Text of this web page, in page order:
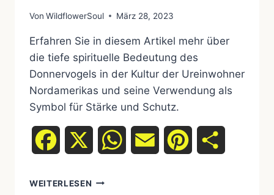
Von WildflowerSoul März 28, 2023
Erfahren Sie in diesem Artikel mehr über
die tiefe spirituelle Bedeutung des
Donnervogels in der Kultur der Ureinwohner
Nordamerikas und seine Verwendung als
Symbol für Stärke und Schutz.
Facebook WhatsAppEmail Pinterest
WEITERLESEN DIE